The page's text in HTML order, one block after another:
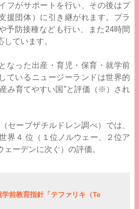
フがサポートを行い、その後はプ
援団体）に引き継がれます。プラ
予防接種なども行い、また24時間
ています。
なった出産・育児・保育・就学前
ているニュージーランドは世界的
み育てやすい国”と評価（※）され
セーブザチルドレン調べ）では、
界４ 位（１位ノルウェー、２位ア
ーデンに次ぐ）の評価。
前教育指針「テファリキ（Te